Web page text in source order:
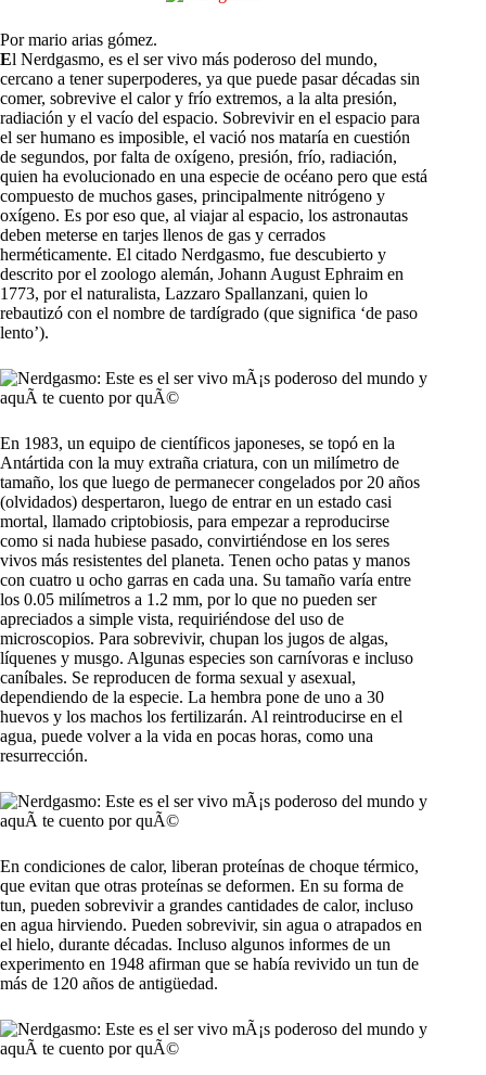
Por mario arias gómez.
El Nerdgasmo, es el ser vivo más poderoso del mundo,
cercano a tener superpoderes, ya que puede pasar décadas sin
comer, sobrevive el calor y frío extremos, a la alta presión,
radiación y el vacío del espacio. Sobrevivir en el espacio para
el ser humano es imposible, el vació nos mataría en cuestión
de segundos, por falta de oxígeno, presión, frío, radiación,
quien ha evolucionado en una especie de océano pero que está
compuesto de muchos gases, principalmente nitrógeno y
oxígeno. Es por eso que, al viajar al espacio, los astronautas
deben meterse en tarjes llenos de gas y cerrados
herméticamente. El citado Nerdgasmo, fue descubierto y
descrito por el zoologo alemán, Johann August Ephraim en
1773, por el naturalista, Lazzaro Spallanzani, quien lo
rebautizó con el nombre de tardígrado (que significa ‘de paso
lento’).
En 1983, un equipo de científicos japoneses, se topó en la
Antártida con la muy extraña criatura, con un milímetro de
tamaño, los que luego de permanecer congelados por 20 años
(olvidados) despertaron, luego de entrar en un estado casi
mortal, llamado criptobiosis, para empezar a reproducirse
como si nada hubiese pasado, convirtiéndose en los seres
vivos más resistentes del planeta. Tenen ocho patas y manos
con cuatro u ocho garras en cada una. Su tamaño varía entre
los 0.05 milímetros a 1.2 mm, por lo que no pueden ser
apreciados a simple vista, requiriéndose del uso de
microscopios. Para sobrevivir, chupan los jugos de algas,
líquenes y musgo. Algunas especies son carnívoras e incluso
caníbales. Se reproducen de forma sexual y asexual,
dependiendo de la especie. La hembra pone de uno a 30
huevos y los machos los fertilizarán. Al reintroducirse en el
agua, puede volver a la vida en pocas horas, como una
resurrección.
En condiciones de calor, liberan proteínas de choque térmico,
que evitan que otras proteínas se deformen. En su forma de
tun, pueden sobrevivir a grandes cantidades de calor, incluso
en agua hirviendo. Pueden sobrevivir, sin agua o atrapados en
el hielo, durante décadas. Incluso algunos informes de un
experimento en 1948 afirman que se había revivido un tun de
más de 120 años de antigüedad.